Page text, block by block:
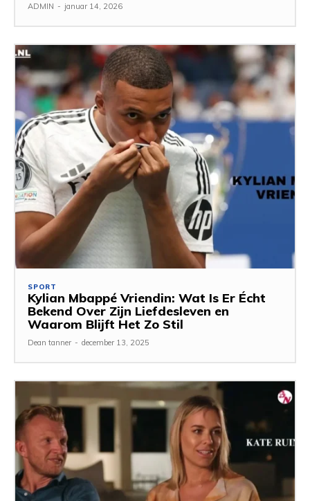
ADMIN - januar 14, 2026
SPORT
Kylian Mbappé Vriendin: Wat Is Er Écht
Bekend Over Zijn Liefdesleven en
Waarom Blijft Het Zo Stil
Dean tanner - december 13, 2025